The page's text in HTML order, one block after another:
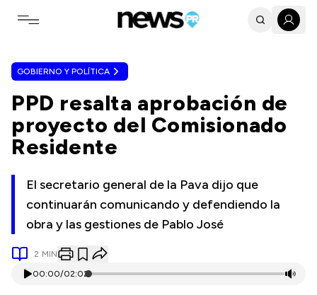
Toggle navigation menu
GOBIERNO Y POLÍTICA
PPD resalta aprobación de
proyecto del Comisionado
Residente
El secretario general de la Pava dijo que
continuarán comunicando y defendiendo la
obra y las gestiones de Pablo José
2 MIN
00:00/02:02